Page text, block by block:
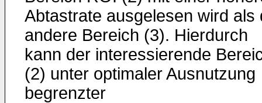
Abtastrate ausgelesen wird als
andere Bereich (3). Hierdurch
kann der interessierende
(2) unter optimaler Ausnutzung
begrenzter